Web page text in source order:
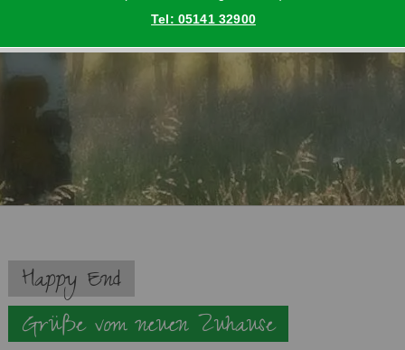
Tel: 05141 32900
Navigation
überspringen
Happy End
Grüße vom neuen Zuhause
Vermittlungshilfe privat